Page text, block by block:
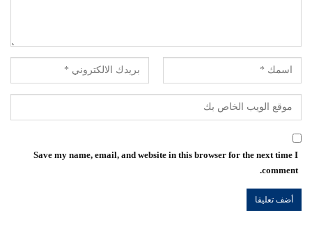
Save my name, email, and website in this browser for the next time I
comment.